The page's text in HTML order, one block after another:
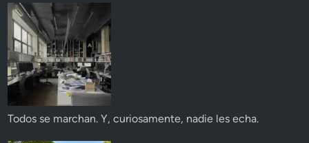
Todos se marchan. Y, curiosamente, nadie les echa.